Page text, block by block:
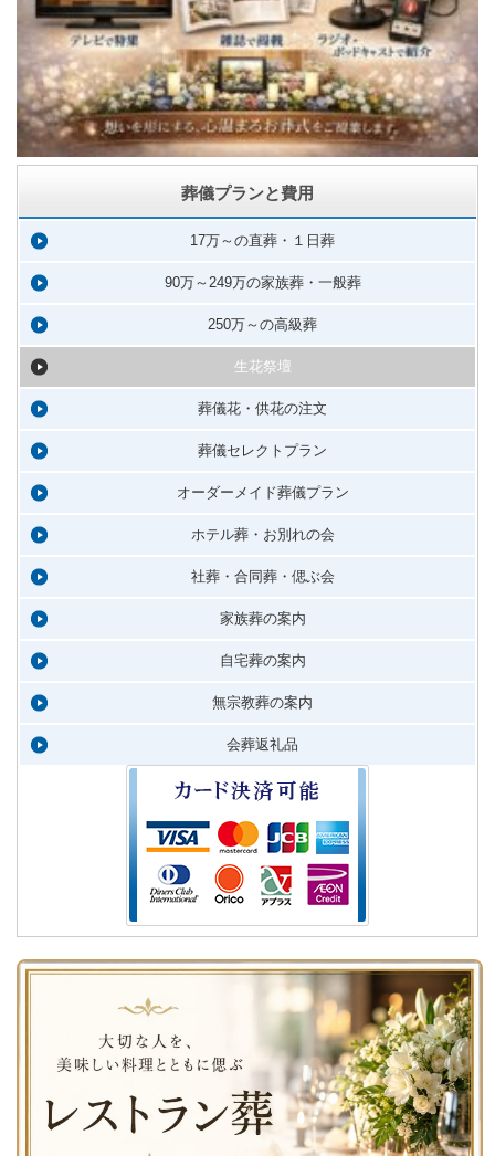
葬儀プランと費用
17万～の直葬・１日葬
90万～249万の家族葬・一般葬
250万～の高級葬
生花祭壇
葬儀花・供花の注文
葬儀セレクトプラン
オーダーメイド葬儀プラン
ホテル葬・お別れの会
社葬・合同葬・偲ぶ会
家族葬の案内
自宅葬の案内
無宗教葬の案内
会葬返礼品